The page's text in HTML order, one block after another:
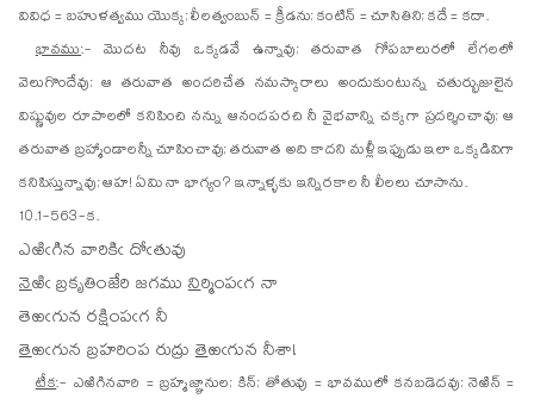
వివిధ = బహుళత్వము యొక్క; లీలత్వంబున్ = క్రీడను; కంటిన్ = చూసితిని; కదే = కదా.
భావము:- మొదట నీవు ఒక్కడవే ఉన్నావు; తరువాత గోపబాలురలో లేగలలో
వెలుగొందేవు; ఆ తరువాత అందరిచేత నమస్కారాలు అందుకుంటున్న చతుర్భుజులైన
విష్ణువుల రూపాలలో కనిపించి నన్ను ఆనందపరచి నీ వైభవాన్ని చక్కగా ప్రదర్శించావు; ఆ
తరువాత బ్రహ్మాండాలన్నీ చూపించావు; తరువాత అది కాదని మళ్లీ ఇప్పుడు ఇలా ఒక్కడివిగా
కనిపిస్తున్నావు; ఆహ! ఏమి నా భాగ్యం? ఇన్నాళ్ళకు ఇన్నిరకాల నీ లీలలు చూసాను.
10.1-563-క.
ఎఱిఁగిన వారికిఁ దోఁతువు
నెఱిఁబ్రకృతింజేరి జగమునిర్మింపఁగ నా
తెఱఁగున రక్షింపఁగ నీ
తెఱఁగున బ్రహరింప రుద్రుతెఱఁగున నీశా!
టీక:- ఎఱిగినవారి = బ్రహ్మజ్ఞానుల; కిన్; తోతువు = భావములో కనబడెదవు; నెఱిన్ =